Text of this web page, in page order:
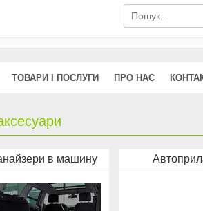
ТОВАРИ І ПОСЛУГИ ПРО НАС
в машину